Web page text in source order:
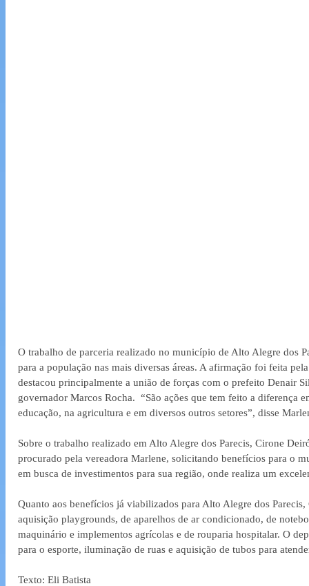
O trabalho de parceria realizado no município de Alto Alegre dos
para a população nas mais diversas áreas. A afirmação foi feita
destacou principalmente a união de forças com o prefeito Denair
governador Marcos Rocha.  “São ações que tem feito a diferença
educação, na agricultura e em diversos outros setores”, disse
Sobre o trabalho realizado em Alto Alegre dos Parecis, Cirone
procurado pela vereadora Marlene, solicitando benefícios para o
em busca de investimentos para sua região, onde realiza um
Quanto aos benefícios já viabilizados para Alto Alegre dos
aquisição playgrounds, de aparelhos de ar condicionado, de
maquinário e implementos agrícolas e de rouparia hospitalar. O
para o esporte, iluminação de ruas e aquisição de tubos para
Texto: Eli Batista